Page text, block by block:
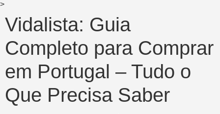
>
Vidalista: Guia
Completo para Comprar
em Portugal – Tudo o
Que Precisa Saber